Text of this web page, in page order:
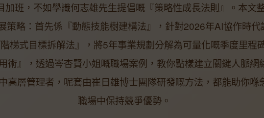
加班，不如學識何志雄先生提倡嘅『策略性成長法則』。本文
策略：首先係『動態技能樹建構法』，針對2026年AI協作時代
梯式目標拆解法』，將5年事業規劃分解為可量化嘅季度里程
術』，透過岑杏賢小姐嘅職場案例，教你點樣建立關鍵人脈網
高層管理者，呢套由崔日雄博士團隊研發嘅方法，都能助你喺
職場中保持競爭優勢。